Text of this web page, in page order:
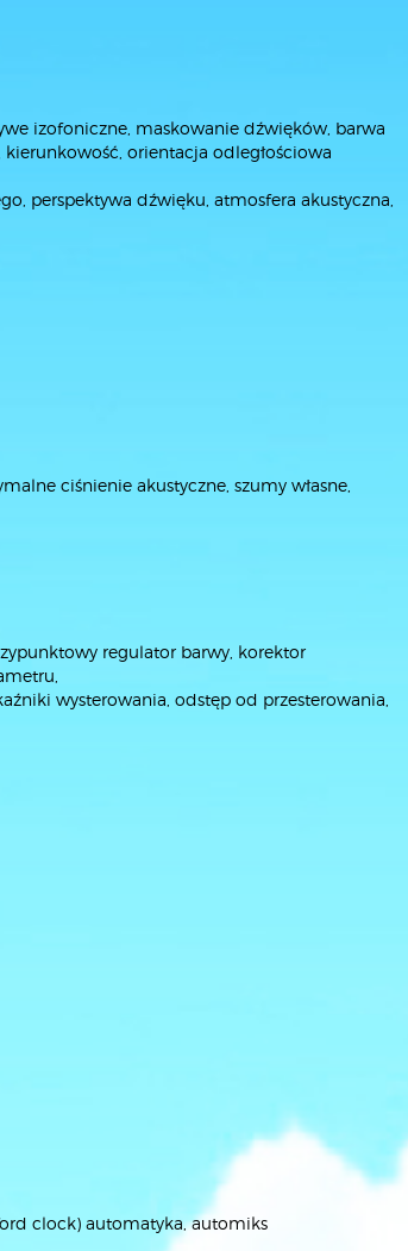
izofoniczne, maskowanie dźwięków, barwa
kierunkowość, orientacja odległościowa
perspektywa dźwięku, atmosfera akustyczna,
ciśnienie akustyczne, szumy własne,
regulator barwy, korektor
wysterowania, odstęp od przesterowania,
clock) automatyka, automiks